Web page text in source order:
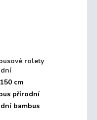
rolety
cm
přírodní
bambus